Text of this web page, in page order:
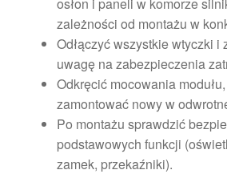
zależności od montażu w
Odłączyć wszystkie wtyczki i
uwagę na zabezpieczenia
Odkręcić mocowania
zamontować nowy w
Po montażu sprawdzić
podstawowych funkcji
zamek, przekaźniki).